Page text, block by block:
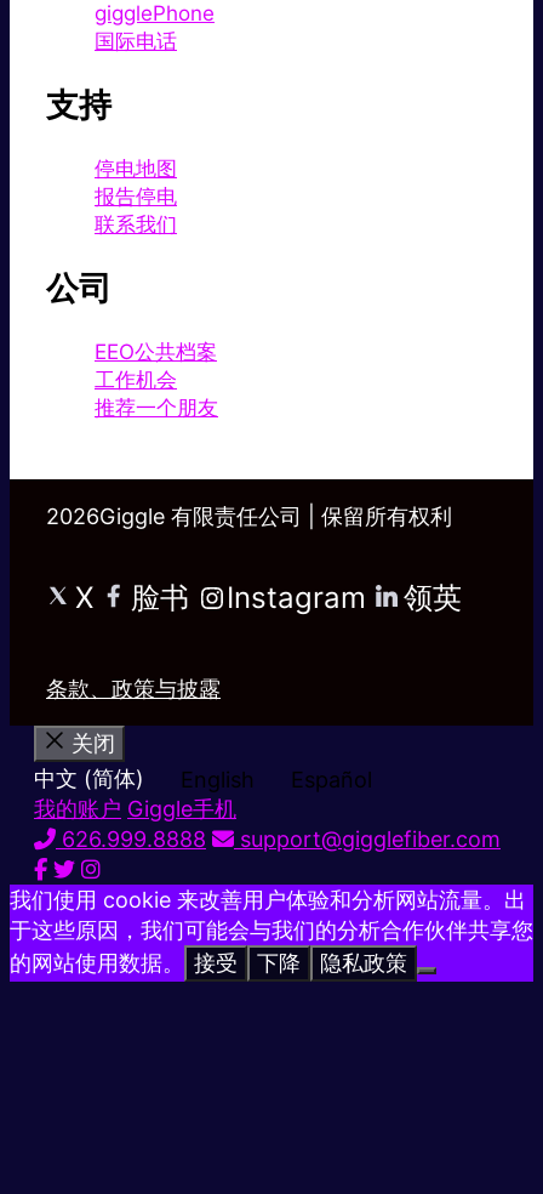
gigglePhone
国际电话
支持
停电地图
报告停电
联系我们
公司
EEO公共档案
工作机会
推荐一个朋友
2026Giggle 有限责任公司 | 保留所有权利
X 脸书 Instagram 领英
条款、政策与披露
关闭
中文 (简体)
English
Español
我的账户 Giggle手机
626.999.8888
support@gigglefiber.com
我们使用 cookie 来改善用户体验和分析网站流量。出
于这些原因，我们可能会与我们的分析合作伙伴共享您
的网站使用数据。
接受 下降 隐私政策